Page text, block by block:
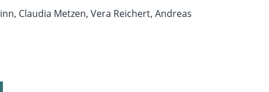
Claudia Metzen, Vera Reichert, Andreas